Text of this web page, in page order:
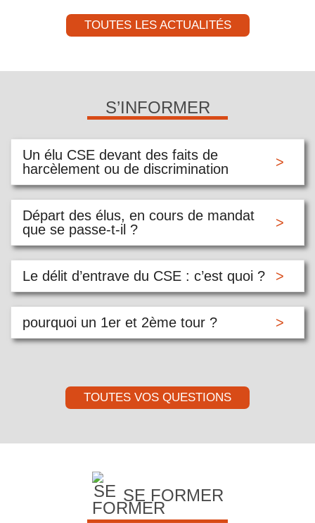
TOUTES LES ACTUALITÉS
S’INFORMER
Un élu CSE devant des faits de
harcèlement ou de discrimination
Départ des élus, en cours de mandat
que se passe-t-il ?
Le délit d’entrave du CSE : c’est quoi ?
pourquoi un 1er et 2ème tour ?
TOUTES VOS QUESTIONS
SE FORMER